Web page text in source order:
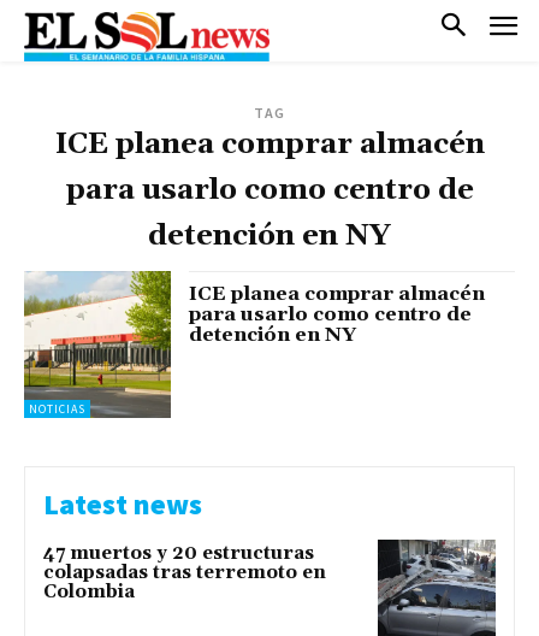
TAG
ICE planea comprar almacén
para usarlo como centro de
detención en NY
NOTICIAS
ICE planea comprar almacén
para usarlo como centro de
detención en NY
Latest news
47 muertos y 20 estructuras
colapsadas tras terremoto en
Colombia